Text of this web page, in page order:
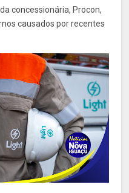
concessionária, Procon,
causados por recentes